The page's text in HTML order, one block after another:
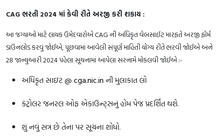
CAG ભરતી 2024 માં કેવી રીતે અરજી કરી શકાય :
આ જગ્યાઓ માટે લાયક ઉમેદવારોએ CAG ની અધિકૃત વેબસાઈટ મારફતે અરજી ફોર્મ
ડાઉનલોડ કરવું જોઈએ, પૂછવામાં આવેલી સંપૂર્ણ માહિતી યોગ્ય રીતે ભરવી જોઈએ અને
28 જાન્યુઆરી 2024 પહેલા સૂચનામાં આપેલા સરનામે મોકલવી જોઈએ :-
અધિકૃત સાઇટ @ cga.nic.in ની મુલાકાત લો
કંટ્રોલર જનરલ ઓફ એકાઉન્ટ્સનું હોમ પેજ પ્રદર્શિત થશે.
શું નવું સત્ર છે તેના પર સૂચના શોધો.